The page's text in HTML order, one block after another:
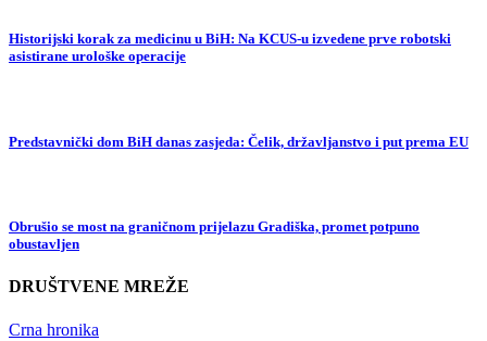
Historijski korak za medicinu u BiH: Na KCUS-u izvedene prve robotski
asistirane urološke operacije
Predstavnički dom BiH danas zasjeda: Čelik, državljanstvo i put prema EU
Obrušio se most na graničnom prijelazu Gradiška, promet potpuno
obustavljen
DRUŠTVENE MREŽE
Crna hronika